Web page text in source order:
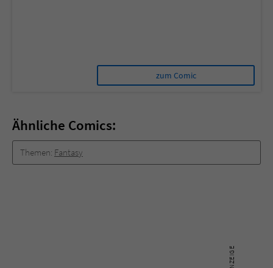
zum Comic
Ähnliche Comics:
Themen: Fantasy